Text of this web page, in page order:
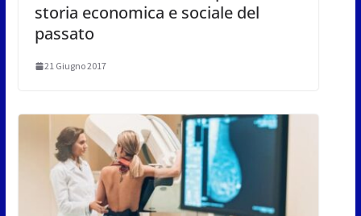
storia economica e sociale del
passato
21 Giugno 2017